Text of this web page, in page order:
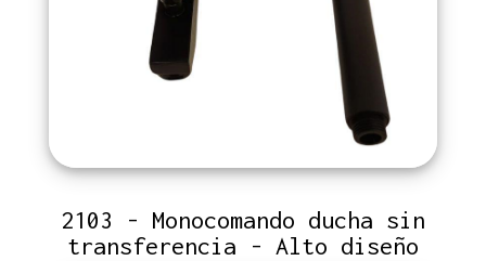
2103 - Monocomando ducha sin
transferencia - Alto diseño